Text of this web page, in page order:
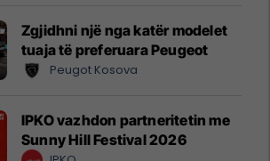
Zgjidhni një nga katër modelet
tuaja të preferuara Peugeot
Peugot Kosova
IPKO vazhdon partneritetin me
Sunny Hill Festival 2026